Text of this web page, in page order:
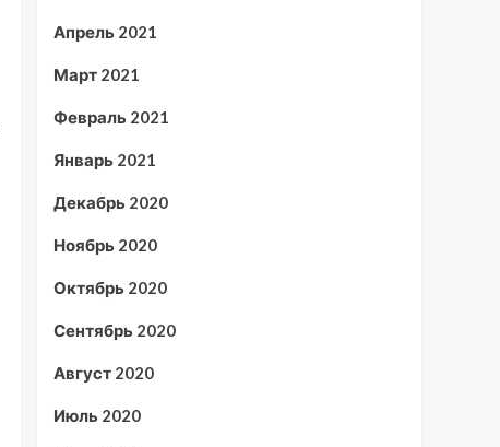
Апрель 2021
Март 2021
Февраль 2021
Январь 2021
Декабрь 2020
Ноябрь 2020
Октябрь 2020
Сентябрь 2020
Август 2020
Июль 2020